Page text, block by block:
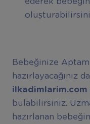
ederek
Bebeğinize
hazırlayacağınız
ilkadimlarim.com
bulabilirsiniz.
hazırlanan